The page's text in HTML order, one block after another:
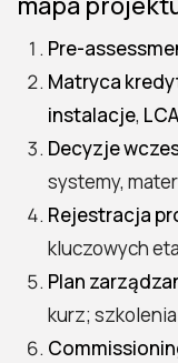
Pre-
Matryca
instalacje,
Decyzje
systemy,
Rejestracja
kluczowych
Plan
kurz;